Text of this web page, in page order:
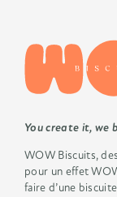
You create it, we
WOW Biscuits,
pour un effet
faire d’une